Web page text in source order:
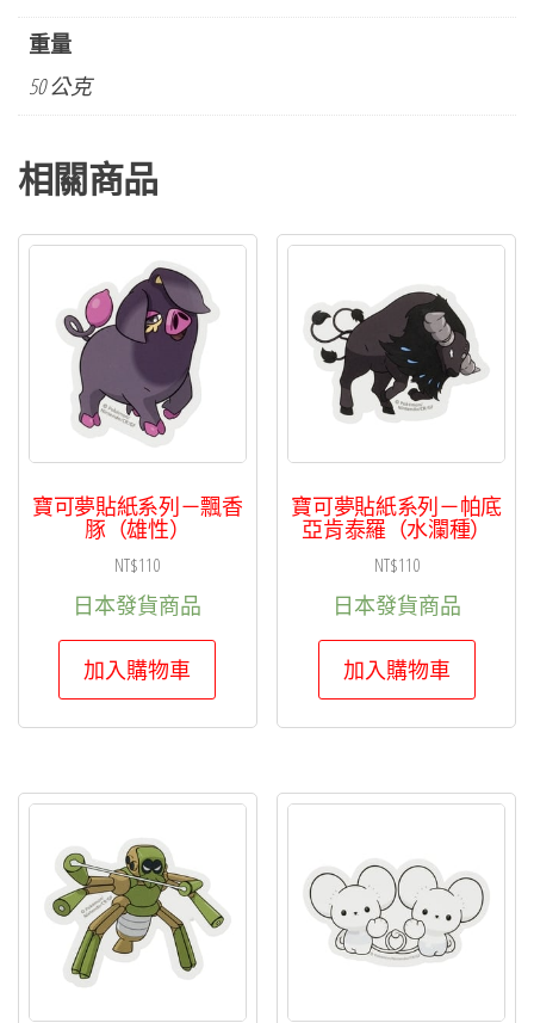
重量
50 公克
相關商品
寶可夢貼紙系列－飄香
豚（雄性）
NT$110
日本發貨商品
加入購物車
寶可夢貼紙系列－帕底
亞肯泰羅（水瀾種）
NT$110
日本發貨商品
加入購物車